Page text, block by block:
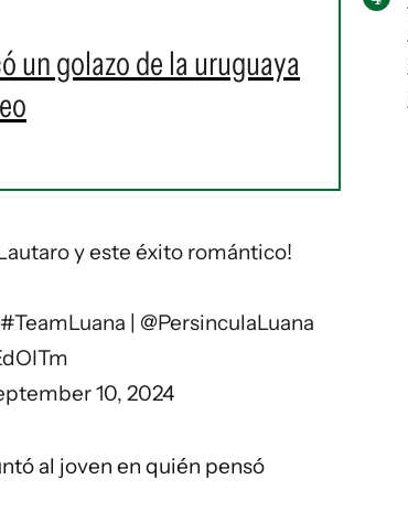
un golazo de la uruguaya
y este éxito romántico!
#TeamLuana
@PersinculaLuana
10, 2024
al joven en quién pensó